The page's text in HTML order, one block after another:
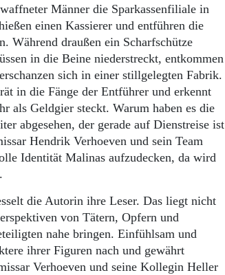
Männer die Sparkassenfiliale in
einen Kassierer und entführen die
Während draußen ein Scharfschütze
in die Beine niederstreckt, entkommen
sich in einer stillgelegten Fabrik.
in die Fänge der Entführer und erkennt
als Geldgier steckt. Warum haben es die
abgesehen, der gerade auf Dienstreise ist
Hendrik Verhoeven und sein Team
Identität Malinas aufzudecken, da wird
die Autorin ihre Leser. Das liegt nicht
von Tätern, Opfern und
nahe bringen. Einfühlsam und
ihrer Figuren nach und gewährt
Verhoeven und seine Kollegin Heller